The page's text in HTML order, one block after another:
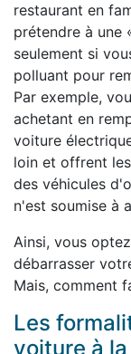
restaurant en
prétendre à une
seulement si
polluant pour
Par exemple,
achetant en
voiture
loin et offrent
des véhicules
n'est soumise à
Ainsi, vous
débarrasser
Mais, comment
Les
voiture à